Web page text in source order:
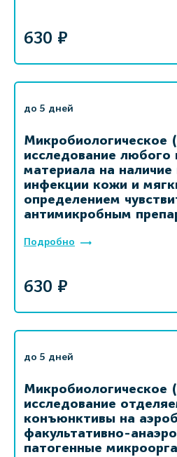
630 ₽
до 5 дней
Микробиологическое
исследование любого
материала на наличие
инфекции кожи и
определением
антимикробным
Подробно
630 ₽
до 5 дней
Микробиологическое
исследование
конъюнктивы на
факультативно-
патогенные